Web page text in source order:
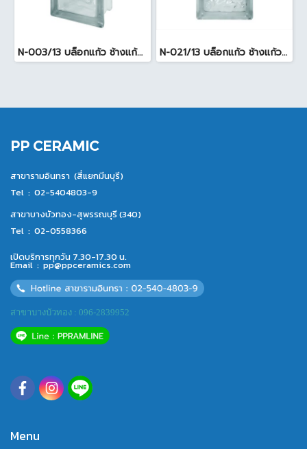
N-003/13 บล็อกแก้ว ช้างแก้ว WOW พริ้วแก้ว ( 24x11.5x8cm ) N-021/13 บล็อกแก้ว ช้างแก้ว WOW แก้วประดับฟ้า ( 24X11.5X8cm )
PP CERAMIC
สาขารามอินทรา (สี่แยกมีนบุรี)
Tel : 02-5404803-9
สาขาบางบัวทอง-สุพรรณบุรี (340)
Tel : 02-0558366
เปิดบริการทุกวัน 7.30-17.30 น.
Email : pp@ppceramics.com
สาขาบางบัวทอง : 096-2839952
Menu